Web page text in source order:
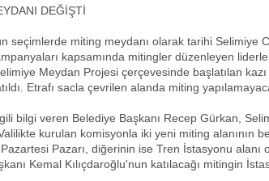
DEĞİŞTİ
seçimlerde miting meydanı olarak tarihi Selimiye
kapsamında mitingler düzenleyen
Meydan Projesi çerçevesinde başlatılan kazı
Etrafı sacla çevrilen alanda miting
bilgi veren Belediye Başkanı Recep Gürkan,
kurulan komisyonla iki yeni miting alanının
Pazarı, diğerinin ise Tren İstasyonu alanı
Kemal Kılıçdaroğlu'nun katılacağı mitingin